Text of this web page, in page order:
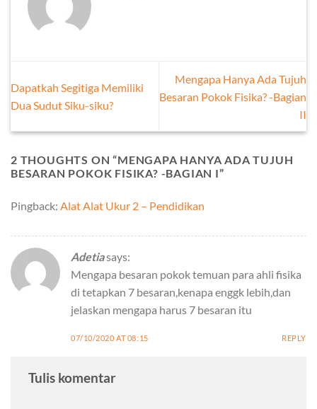
Dapatkah Segitiga Memiliki
Dua Sudut Siku-siku?
Mengapa Hanya Ada Tujuh
Besaran Pokok Fisika? -Bagian
II
2 THOUGHTS ON “MENGAPA HANYA ADA TUJUH
BESARAN POKOK FISIKA? -BAGIAN I”
Pingback: Alat Alat Ukur 2 – Pendidikan
Adetiasays:
Mengapa besaran pokok temuan para ahli fisika
di tetapkan 7 besaran,kenapa enggk lebih,dan
jelaskan mengapa harus 7 besaran itu
07/10/2020 AT 08:15 REPLY
Tulis komentar